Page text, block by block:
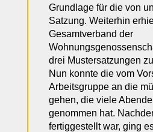
Grundlage für die von
Satzung. Weiterhin
Gesamtverband der
drei Mustersatzungen
Nun konnte die vom
Arbeitsgruppe an die
gehen, die viele
genommen hat.
fertiggestellt war, ging